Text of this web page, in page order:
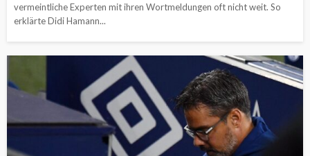
vermeintliche Experten mit ihren Wortmeldungen oft nicht weit. So
erklärte Didi Hamann...